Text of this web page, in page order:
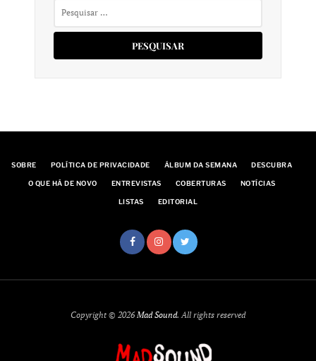
SOBRE POLÍTICA DE PRIVACIDADE ÁLBUM DA SEMANA DESCUBRA
O QUE HÁ DE NOVO ENTREVISTAS COBERTURAS NOTÍCIAS
LISTAS EDITORIAL
Copyright © 2026Mad Sound. All rights reserved